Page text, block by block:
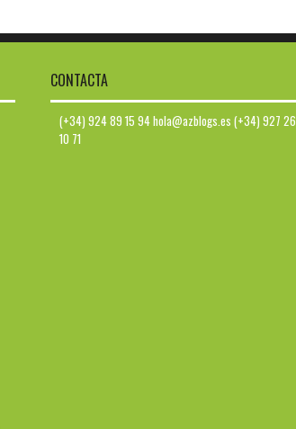
CONTACTA
(+34) 924 89 15 94 hola@azblogs.es (+34) 927 26
10 71